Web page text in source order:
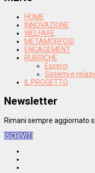
HOME
INNOVAZIONE
WELFARE
METAMORFOSI
ENGAGEMENT
RUBRICHE
Esserci
Sistemi e
IL PROGETTO
Newsletter
Rimani sempre aggiornato
ISCRIVITI